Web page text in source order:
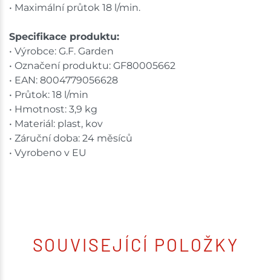
• Maximální průtok 18 l/min.
Specifikace produktu:
• Výrobce: G.F. Garden
• Označení produktu: GF80005662
• EAN: 8004779056628
• Průtok: 18 l/min
• Hmotnost: 3,9 kg
• Materiál: plast, kov
• Záruční doba: 24 měsíců
• Vyrobeno v EU
SOUVISEJÍCÍ POLOŽKY